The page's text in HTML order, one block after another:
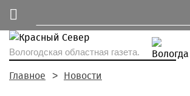
Вологодская областная газета.
Главное Новости